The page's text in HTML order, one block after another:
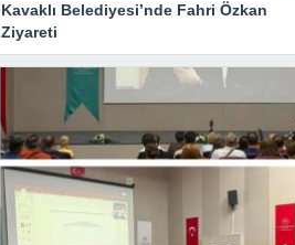
Kavaklı Belediyesi’nde Fahri Özkan
Ziyareti